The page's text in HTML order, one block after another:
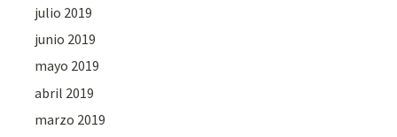
julio 2019
junio 2019
mayo 2019
abril 2019
marzo 2019